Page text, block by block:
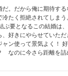
だ。だから俺に期待す
冷たく拒絶されてしま
ぶ要となるこの結婚
、好きにやらせていた
ャン使って景気よく！
なのに今さら距離を